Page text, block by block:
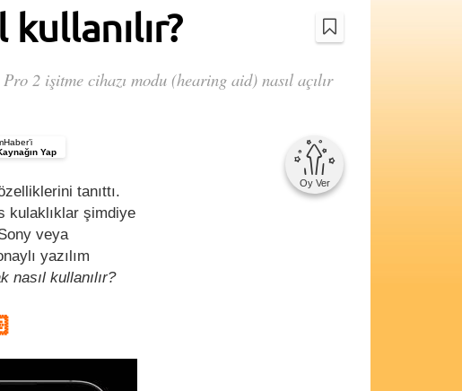
2 işitme cihazı modu (hearing aid) nasıl açılır
Yap
Oy Ver
tanıttı.
kulaklıklar şimdiye
veya
yazılım
nasıl kullanılır?